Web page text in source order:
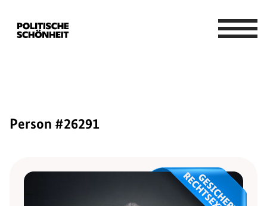
Person #26291